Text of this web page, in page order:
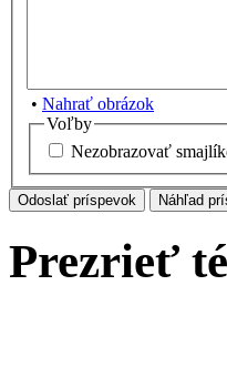
• Nahrať obrázok
Voľby
Nezobrazovať
Prezrieť